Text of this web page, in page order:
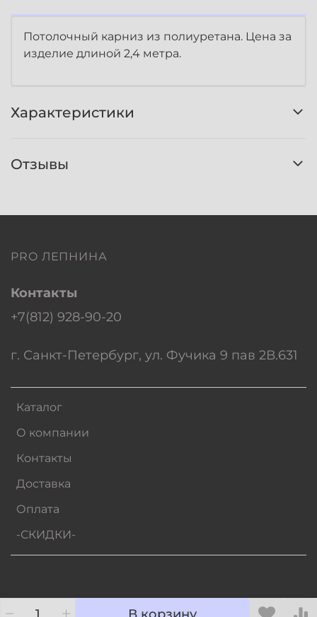
Потолочный карниз из полиуретана. Цена за
изделие длиной 2,4 метра.
Характеристики
Отзывы
PRO ЛЕПНИНА
Каталог
О компании
Контакты
Доставка
Оплата
-СКИДКИ-
Контакты
+7(812) 928-90-20
г. Санкт-Петербург, ул. Фучика 9 пав 2В.631